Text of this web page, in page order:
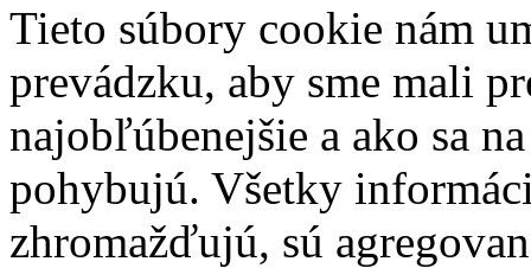
Tieto súbory cookie nám
prevádzku, aby sme mali
najobľúbenejšie a ako sa
pohybujú. Všetky
zhromažďujú, sú